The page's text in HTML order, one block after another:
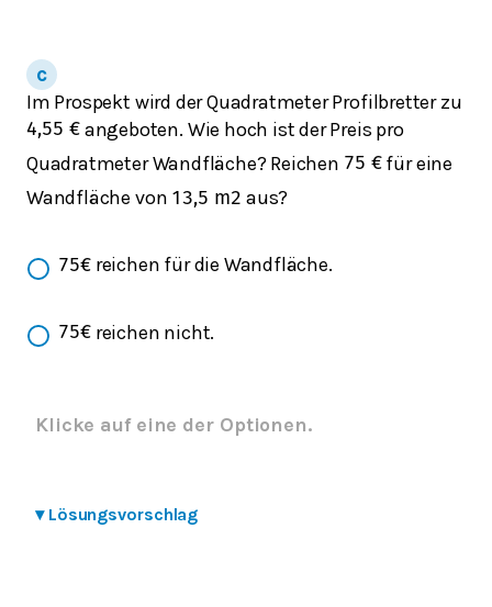
Im Prospekt wird der Quadratmeter Profilbretter zu
4,55 € angeboten. Wie hoch ist der Preis pro
Quadratmeter Wandfläche? Reichen 75 €für eine
Wandfläche von 13,5 m2 aus?
75€ reichen für die Wandfläche.
75€ reichen nicht.
Klicke auf eine der Optionen.
▾ Lösungsvorschlag